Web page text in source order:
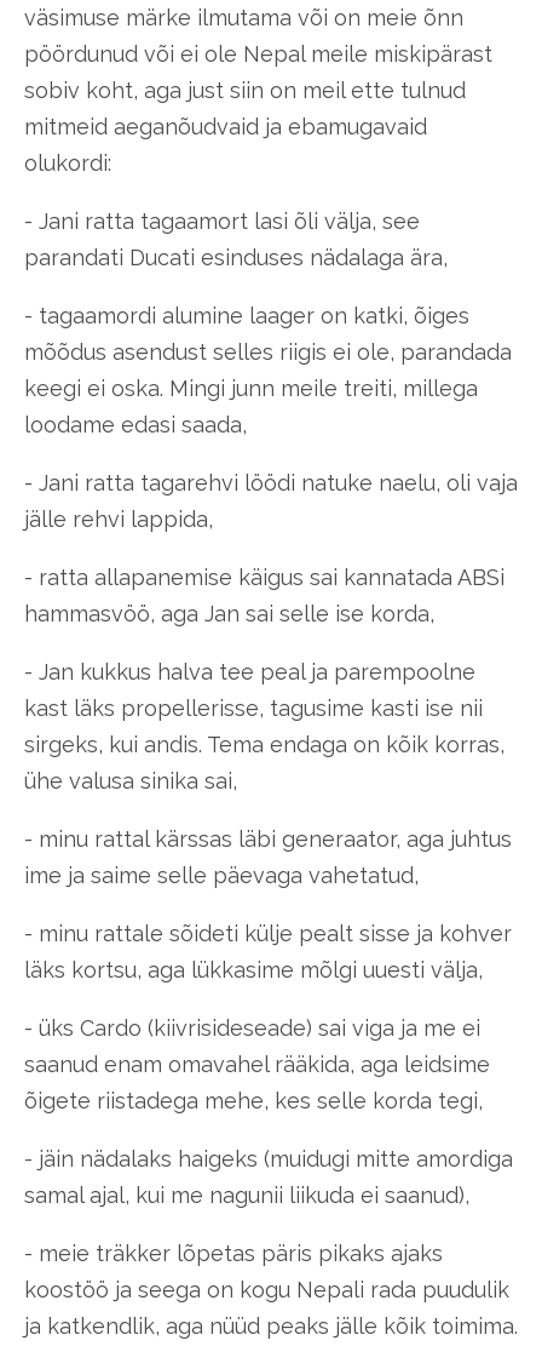
väsimuse märke ilmutama või on meie õnn
pöördunud või ei ole Nepal meile miskipärast
sobiv koht, aga just siin on meil ette tulnud
mitmeid aeganõudvaid ja ebamugavaid
olukordi:
- Jani ratta tagaamort lasi õli välja, see
parandati Ducati esinduses nädalaga ära,
- tagaamordi alumine laager on katki, õiges
mõõdus asendust selles riigis ei ole, parandada
keegi ei oska. Mingi junn meile treiti, millega
loodame edasi saada,
- Jani ratta tagarehvi löödi natuke naelu, oli vaja
jälle rehvi lappida,
- ratta allapanemise käigus sai kannatada ABSi
hammasvöö, aga Jan sai selle ise korda,
- Jan kukkus halva tee peal ja parempoolne
kast läks propellerisse, tagusime kasti ise nii
sirgeks, kui andis. Tema endaga on kõik korras,
ühe valusa sinika sai,
- minu rattal kärssas läbi generaator, aga juhtus
ime ja saime selle päevaga vahetatud,
- minu rattale sõideti külje pealt sisse ja kohver
läks kortsu, aga lükkasime mõlgi uuesti välja,
- üks Cardo (kiivrisideseade) sai viga ja me ei
saanud enam omavahel rääkida, aga leidsime
õigete riistadega mehe, kes selle korda tegi,
- jäin nädalaks haigeks (muidugi mitte amordiga
samal ajal, kui me nagunii liikuda ei saanud),
- meie träkker lõpetas päris pikaks ajaks
koostöö ja seega on kogu Nepali rada puudulik
ja katkendlik, aga nüüd peaks jälle kõik toimima.